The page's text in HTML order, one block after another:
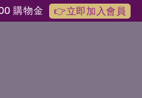
購物金 👉立即加入會員